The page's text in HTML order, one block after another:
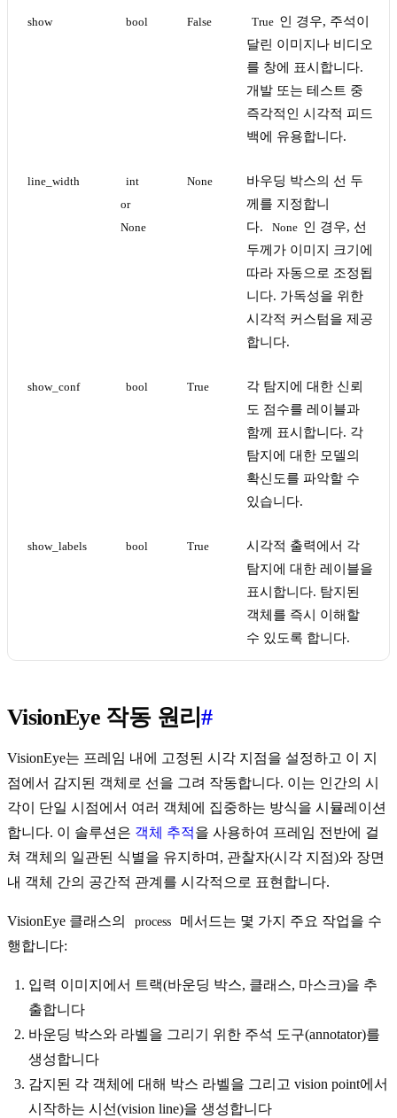
show bool False True 인 경우, 주석이
달린 이미지나 비디오
를 창에 표시합니다.
개발 또는 테스트 중
즉각적인 시각적 피드
백에 유용합니다.
line_width
int
or
None
None
바우딩 박스의 선 두
께를 지정합니
다.
None 인 경우, 선
두께가 이미지 크기에
따라 자동으로 조정됩
니다. 가독성을 위한
시각적 커스텀을 제공
합니다.
show_conf bool True
각 탐지에 대한 신뢰
도 점수를 레이블과
함께 표시합니다. 각
탐지에 대한 모델의
확신도를 파악할 수
있습니다.
show_labels bool True
시각적 출력에서 각
탐지에 대한 레이블을
표시합니다. 탐지된
객체를 즉시 이해할
수 있도록 합니다.
VisionEye 작동 원리#
VisionEye는 프레임 내에 고정된 시각 지점을 설정하고 이 지
점에서 감지된 객체로 선을 그려 작동합니다. 이는 인간의 시
각이 단일 시점에서 여러 객체에 집중하는 방식을 시뮬레이션
합니다. 이 솔루션은 객체 추적을 사용하여 프레임 전반에 걸
쳐 객체의 일관된 식별을 유지하며, 관찰자(시각 지점)와 장면
내 객체 간의 공간적 관계를 시각적으로 표현합니다.
VisionEye 클래스의 process
메서드는 몇 가지 주요 작업을 수
행합니다:
입력 이미지에서 트랙(바운딩 박스, 클래스, 마스크)을 추
출합니다
바운딩 박스와 라벨을 그리기 위한 주석 도구(annotator)를
생성합니다
감지된 각 객체에 대해 박스 라벨을 그리고 vision point에서
시작하는 시선(vision line)을 생성합니다